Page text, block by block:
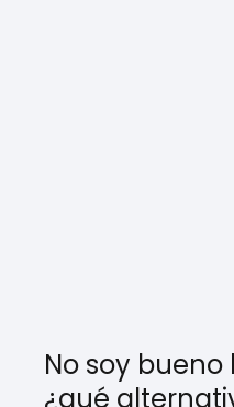
No soy
¿qué